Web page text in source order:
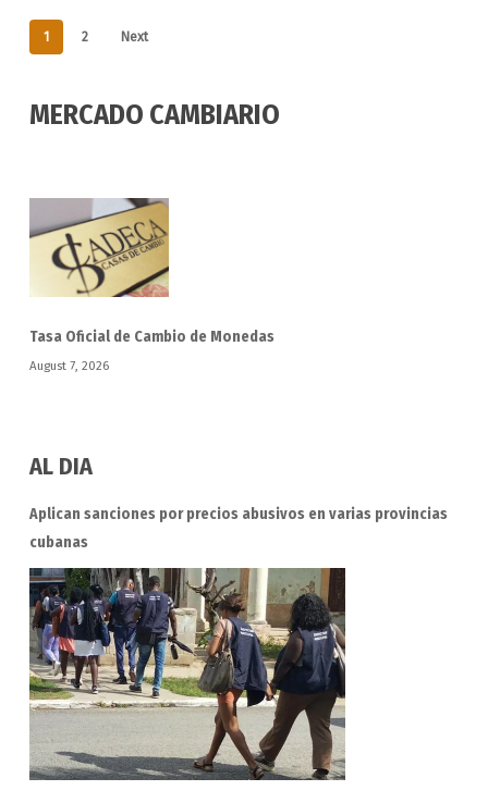
1 2 Next
MERCADO CAMBIARIO
Tasa Oficial de Cambio de Monedas
August 7, 2026
AL DIA
Aplican sanciones por precios abusivos en varias provincias
cubanas